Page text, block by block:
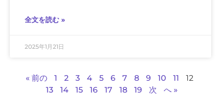
全文を読む »
2025年1月21日
« 前の 1 2 3 4 5 6 7 8 9 10 11
12
13
14 15 16 17 18 19 次 へ »